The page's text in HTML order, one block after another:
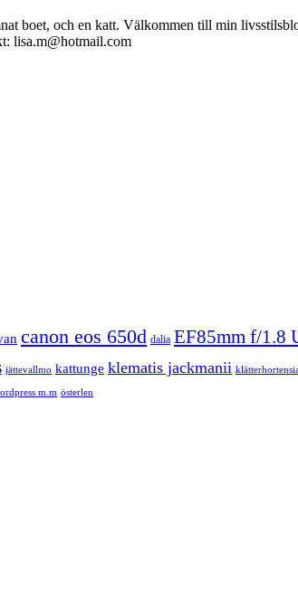
boet, och en katt. Välkommen till min
lisa.m@hotmail.com
canon eos 650d dalia EF85mm f/1.8
jättevallmo kattunge klematis jackmanii
m.m österlen